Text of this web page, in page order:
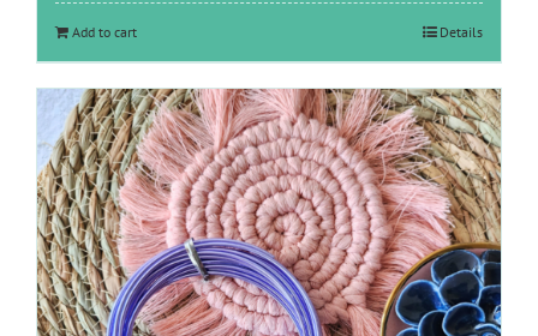
Add to cart Details